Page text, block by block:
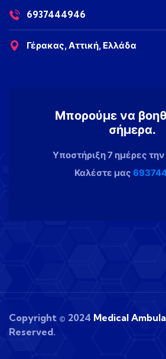
6937444946
Γέρακας, Αττική, Ελλάδα
Μπορούμε να
σήμερα.
Υποστήριξη 7 ημέρες
Καλέστε μας
Copyright © 2024 Medical
Reserved.